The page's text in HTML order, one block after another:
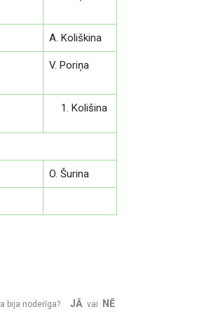
A. Koliškina
V. Poriņa
Kolišina
O. Šurina
bija noderīga? JĀ vai NĒ